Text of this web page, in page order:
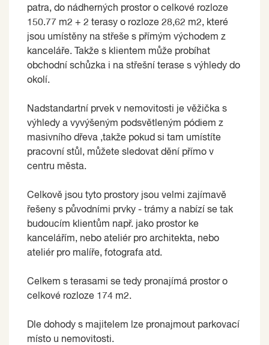
patra, do nádherných prostor o celkové rozloze
150.77 m2 + 2 terasy o rozloze 28,62 m2, které
jsou umístěny na střeše s přímým východem z
kanceláře. Takže s klientem může probíhat
obchodní schůzka i na střešní terase s výhledy do
okolí.
Nadstandartní prvek v nemovitosti je věžička s
výhledy a vyvýšeným podsvětleným pódiem z
masivního dřeva ,takže pokud si tam umístíte
pracovní stůl, můžete sledovat dění přímo v
centru města.
Celkově jsou tyto prostory jsou velmi zajímavě
řešeny s původními prvky - trámy a nabízí se tak
budoucím klientům např. jako prostor ke
kancelářím, nebo ateliér pro architekta, nebo
ateliér pro malíře, fotografa atd.
Celkem s terasami se tedy pronajímá prostor o
celkové rozloze 174 m2.
Dle dohody s majitelem lze pronajmout parkovací
místo u nemovitosti.